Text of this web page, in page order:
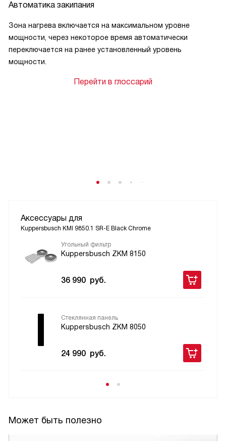
Автоматика закипания
Зона нагрева включается на максимальном уровне
мощности, через некоторое время автоматически
переключается на ранее установленный уровень
мощности.
Перейти в глоссарий
Аксессуары для
Kuppersbusch KMI 9850.1 SR-E Black Chrome
Угольный фильтр
Kuppersbusch ZKM 8150
36 990 руб.
Стеклянная панель
Kuppersbusch ZKM 8050
24 990 руб.
Может быть полезно